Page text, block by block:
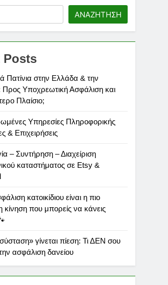
ΑΝΑΖΉΤΗΣΗ
Posts
Πατίνια στην Ελλάδα & την
Υποχρεωτική Ασφάλιση και
Πλαίσιο;
Υπηρεσίες Πληροφορικής
& Επιχειρήσεις
– Συντήρηση – Διαχείριση
καταστήματος σε Etsy &
κατοικίδιου είναι η πιο
κίνηση που μπορείς να κάνεις
γίνεται πίεση: Τι ΔΕΝ σου
ασφάλιση δανείου